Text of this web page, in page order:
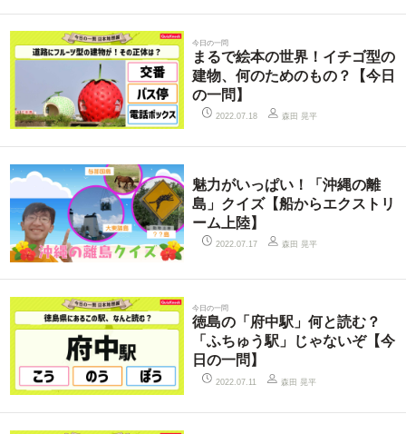
今日の一問
まるで絵本の世界！イチゴ型の
建物、何のためのもの？【今日
の一問】
2022.07.18 森田 晃平
魅力がいっぱい！「沖縄の離
島」クイズ【船からエクストリ
ーム上陸】
2022.07.17 森田 晃平
今日の一問
徳島の「府中駅」何と読む？
「ふちゅう駅」じゃないぞ【今
日の一問】
2022.07.11 森田 晃平